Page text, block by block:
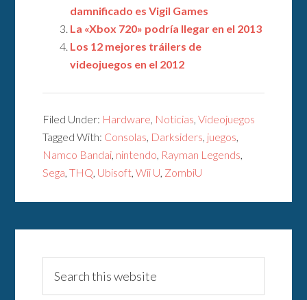
damnificado es Vigil Games
La «Xbox 720» podría llegar en el 2013
Los 12 mejores tráilers de
videojuegos en el 2012
Filed Under: Hardware, Noticias,Videojuegos
Tagged With: Consolas, Darksiders, juegos,
Namco Bandai, nintendo, Rayman Legends,
Sega,THQ, Ubisoft,Wii U, ZombiU